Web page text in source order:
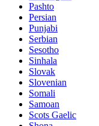
Pashto
Persian
Punjabi
Serbian
Sesotho
Sinhala
Slovak
Slovenian
Somali
Samoan
Scots Gaelic